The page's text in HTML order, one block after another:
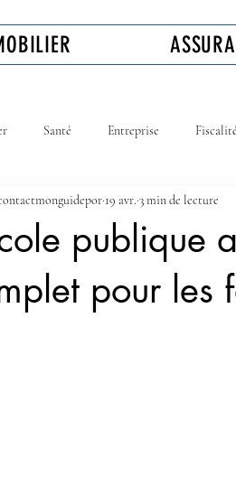
Santé Entreprise Fiscalité
publique
pour les
19 avr. 3 min de lecture